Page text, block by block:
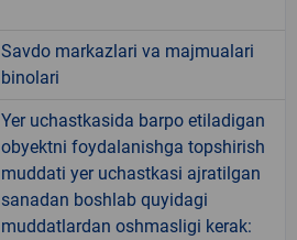
Savdo markazlari va majmualari
binolari
Yer uchastkasida barpo etiladigan
obyektni foydalanishga topshirish
muddati yer uchastkasi ajratilgan
sanadan boshlab quyidagi
muddatlardan oshmasligi kerak: